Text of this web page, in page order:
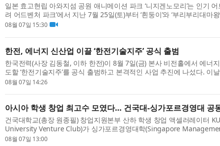
일본 효고현립 아와지섬 공원 애니메이션 파크 ‘니지겐노모리’는 인기
려 어드벤처 파크’에서 지난 7월 25일(토)부터 ‘흰둥이’와 ‘부리부리대마
리지널 도기 색칠 체험’을 시작했...
08월 07일 15:30
한전, 에너지 신산업 이끌 ‘한전기술지주’ 공식 출범
한국전력(사장 김동철, 이하 한전)이 8월 7일(금) 본사 비전홀에서 에너
도할 ‘한전기술지주’를 공식 출범하고 본격적인 사업 추진에 나섰다. 이
지환경부 김성환 장관, 더불어민주...
08월 07일 14:26
아시아 학생 창업 최고수 모였다… 건국대-싱가포르경영대 공
건국대학교(총장 원종필) 창업지원본부 산하 학생 창업 액셀러레이터
University Venture Club)가 싱가포르경영대학(Singapore
SMU) 스타트업 학회 ‘Start-up Society’와 공동 개최...
08월 07일 13:00